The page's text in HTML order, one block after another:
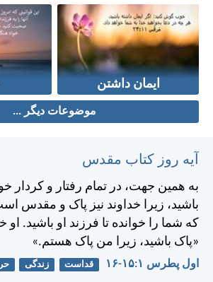
ایمان داشتن
موضوعات دیگر ...
آیه روز کتاب مقدس
به همين جهت، در تمام رفتار و كردار
باشيد، زيرا خداوند نيز پاک و مقدس
كه شما را خوانده تا فرزند او باشيد.
«پاک باشيد، زيرا من پاک هستم.»
اول پطرس ۱:‏۱۵-‏۱۶ قداست زندگی